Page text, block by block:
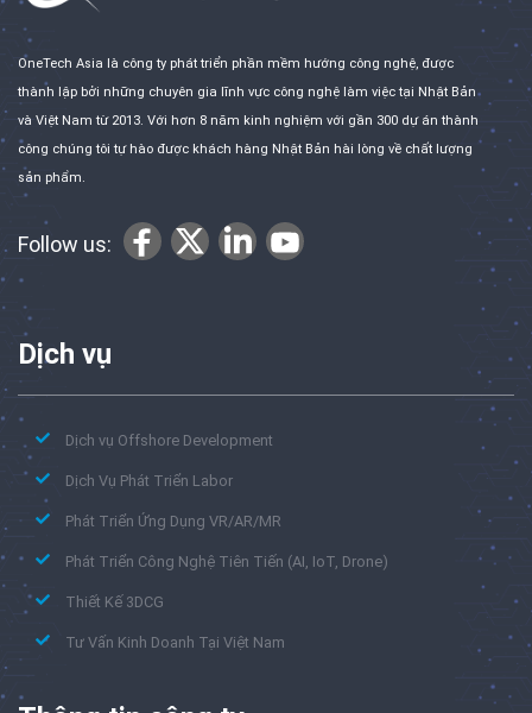
OneTech Asia là công ty phát triển phần mềm hướng công nghệ, được
thành lập bởi những chuyên gia lĩnh vực công nghệ làm việc tại Nhật Bản
và Việt Nam từ 2013. Với hơn 8 năm kinh nghiệm với gần 300 dự án thành
công chúng tôi tự hào được khách hàng Nhật Bản hài lòng về chất lượng
sản phẩm.
Follow us:
Dịch vụ
Dịch vụ Offshore Development
Dịch Vụ Phát Triển Labor
Phát Triển Ứng Dụng VR/AR/MR
Phát Triển Công Nghệ Tiên Tiến (AI, IoT, Drone)
Thiết Kế 3DCG
Tư Vấn Kinh Doanh Tại Việt Nam